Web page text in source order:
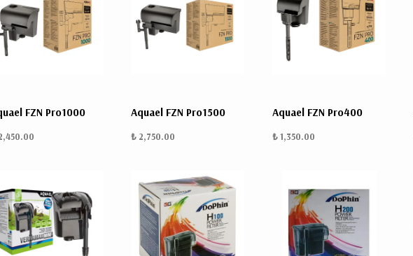
FZN Pro1000 Aquael FZN Pro1500
₺ 2,750.00
Aquael FZN Pro400
₺ 1,350.00